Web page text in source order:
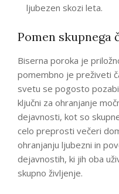
ljubezen skozi leta.
Pomen skupnega
Biserna poroka je
pomembno je preživeti
svetu se pogosto
ključni za ohranjanje
dejavnosti, kot so
celo preprosti večeri
ohranjanju ljubezni in
dejavnostih, ki jih oba
skupno življenje.